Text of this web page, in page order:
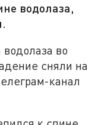
водолаза,
во
сняли на
канал